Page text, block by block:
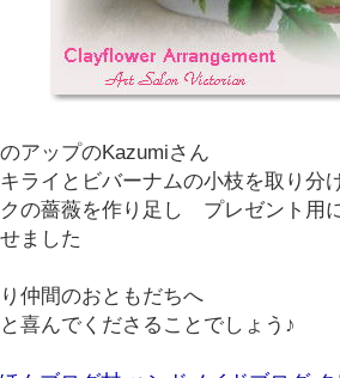
アップのKazumiさん
ライとビバーナムの小枝を取り分
の薔薇を作り足し プレゼント用
ました
仲間のおともだちへ
喜んでくださることでしょう♪